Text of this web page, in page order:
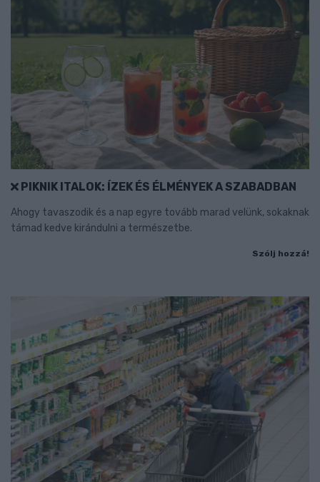
PIKNIK ITALOK: ÍZEK ÉS ÉLMÉNYEK A SZABADBAN
Ahogy tavaszodik és a nap egyre tovább marad velünk, sokaknak
támad kedve kirándulni a természetbe.
Szólj hozzá!